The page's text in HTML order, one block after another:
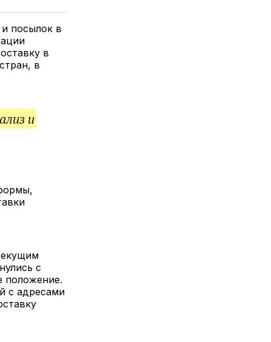
посылок в
в
в
и
с
положение.
с адресами